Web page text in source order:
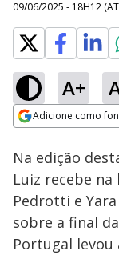
09/06/2025 - 18H12
A+
Adicione como
Ativar
Loaded :
1.20%
Na edição
Luiz recebe na
Pedrotti e
sobre a final
Portugal levou